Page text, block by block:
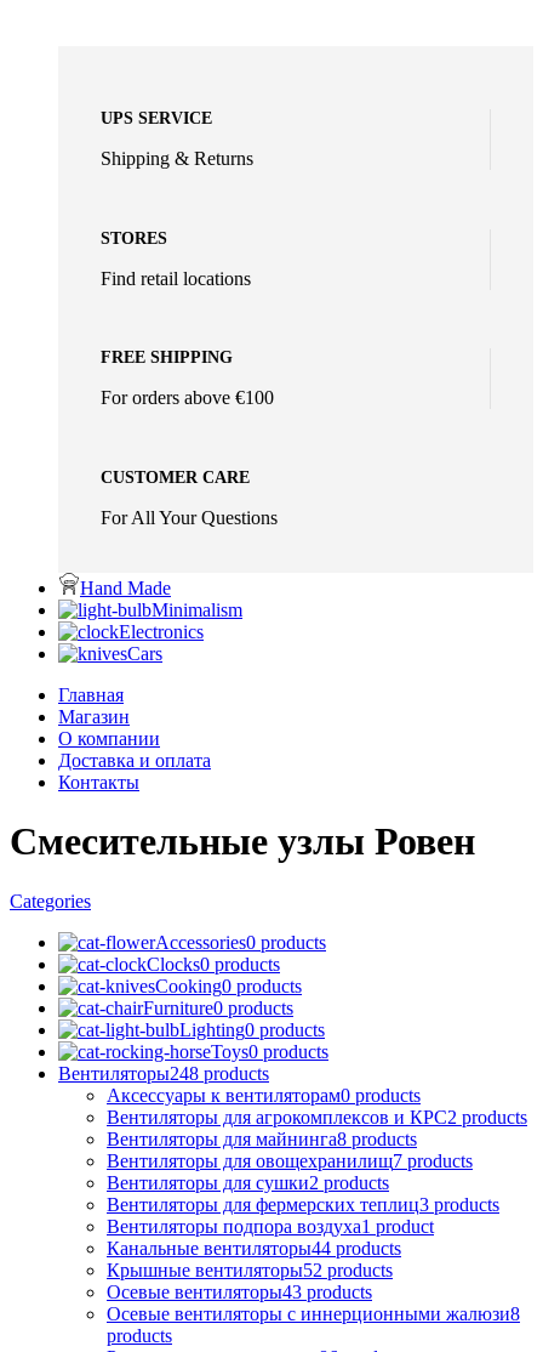
UPS SERVICE
Shipping & Returns
STORES
Find retail locations
FREE SHIPPING
For orders above €100
CUSTOMER CARE
For All Your Questions
Hand Made
Minimalism
Electronics
Cars
Главная
Магазин
О компании
Доставка и оплата
Контакты
Смесительные узлы Ровен
Categories
Accessories0 products
Clocks0 products
Cooking0 products
Furniture0 products
Lighting0 products
Toys0 products
Вентиляторы248 products
Аксессуары к вентиляторам0 products
Вентиляторы для агрокомплексов и КРС2 products
Вентиляторы для майнинга8 products
Вентиляторы для овощехранилищ7 products
Вентиляторы для сушки2 products
Вентиляторы для фермерских теплиц3 products
Вентиляторы подпора воздуха1 product
Канальные вентиляторы44 products
Крышные вентиляторы52 products
Осевые вентиляторы43 products
Осевые вентиляторы с иннерционными жалюзи8
products